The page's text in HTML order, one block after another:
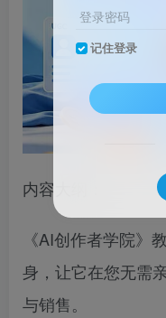
内容大纲：
《AI创作者学院》
身，让它在您无需
与销售。
登录密码
记住登录